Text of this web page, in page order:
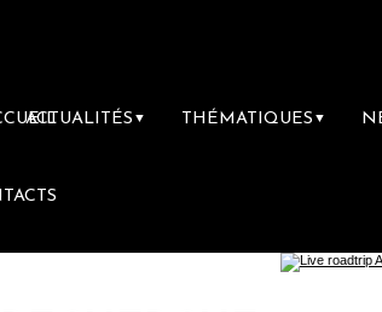
ACTUALITÉS ▼ THÉMATIQUES ▼